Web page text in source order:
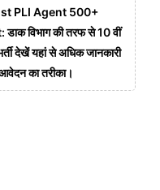
PLI Agent 500+
विभाग की तरफ से 10 वीं
देखें यहां से अधिक जानकारी
का तरीका।